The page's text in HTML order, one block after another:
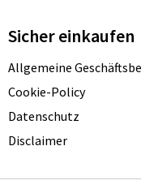
Sicher einkaufen
Allgemeine
Cookie-Policy
Datenschutz
Disclaimer